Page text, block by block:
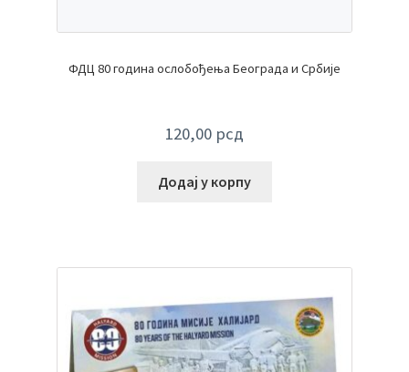
ФДЦ 80 година ослобођења Београда и Србије
120,00 рсд
Додај у корпу